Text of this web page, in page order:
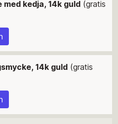
med kedja, 14k guld (gratis
14k guld (gratis